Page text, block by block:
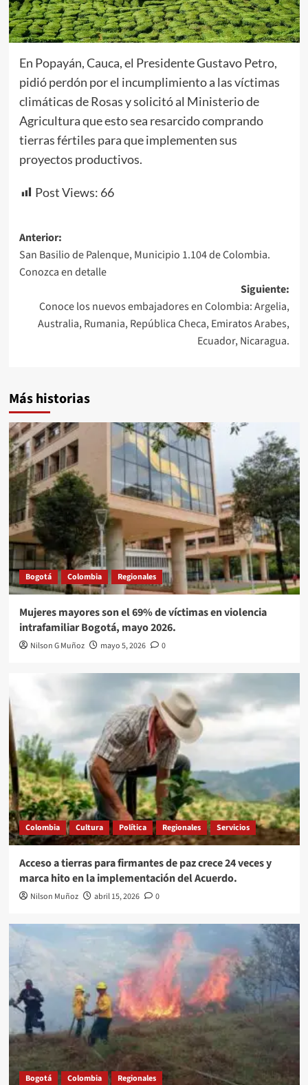
En Popayán, Cauca, el Presidente Gustavo Petro,
pidió perdón por el incumplimiento a las víctimas
climáticas de Rosas y solicitó al Ministerio de
Agricultura que esto sea resarcido comprando
tierras fértiles para que implementen sus
proyectos productivos.
Post Views: 66
Navegación
de
entradas
Anterior:
San Basilio de Palenque, Municipio 1.104 de Colombia.
Conozca en detalle
Siguiente:
Conoce los nuevos embajadores en Colombia: Argelia,
Australia, Rumania, República Checa, Emiratos Arabes,
Ecuador, Nicaragua.
Más historias
Bogotá Colombia Regionales
Mujeres mayores son el 69% de víctimas en violencia
intrafamiliar Bogotá, mayo 2026.
Nilson G Muñoz mayo 5, 2026 0
Colombia Cultura Política Regionales Servicios
Acceso a tierras para firmantes de paz crece 24 veces y
marca hito en la implementación del Acuerdo.
Nilson Muñoz abril 15, 2026 0
Bogotá Colombia Regionales